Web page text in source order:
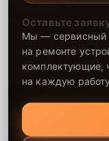
Оставьте
Мы — сервисный
на ремонте
комплектующие,
на каждую